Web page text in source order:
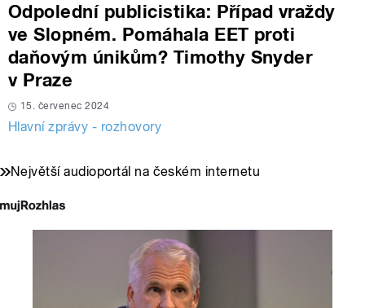
Odpolední publicistika: Případ vraždy
ve Slopném. Pomáhala EET proti
daňovým únikům? Timothy Snyder
v Praze
15. červenec 2024
Hlavní zprávy - rozhovory
Největší audioportál na českém internetu